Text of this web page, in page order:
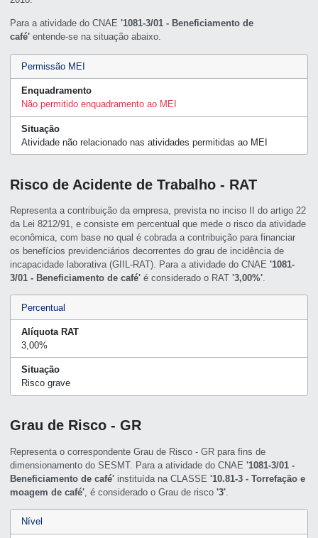
Para a atividade do CNAE'1081-3/01 - Beneficiamento de
café' entende-se na situação abaixo.
Permissão MEI
Enquadramento
Não permitido enquadramento ao MEI
Situação
Atividade não relacionado nas atividades permitidas ao MEI
Risco de Acidente de Trabalho - RAT
Representa a contribuição da empresa, prevista no inciso II do artigo 22
da Lei 8212/91, e consiste em percentual que mede o risco da atividade
econômica, com base no qual é cobrada a contribuição para financiar
os benefícios previdenciários decorrentes do grau de incidência de
incapacidade laborativa (GIIL-RAT). Para a atividade do CNAE'1081-
3/01 - Beneficiamento de café' é considerado o RAT'3,00%'.
Percentual
Alíquota RAT
3,00%
Situação
Risco grave
Grau de Risco - GR
Representa o correspondente Grau de Risco - GR para fins de
dimensionamento do SESMT. Para a atividade do CNAE'1081-3/01 -
Beneficiamento de café' instituída na CLASSE'10.81-3 - Torrefação e
moagem de café' , é considerado o Grau de risco'3'
Nível